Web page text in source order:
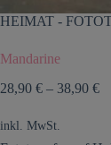
HEIMAT -
Mandarine
28,90 € – 38,90 €
inkl. MwSt.